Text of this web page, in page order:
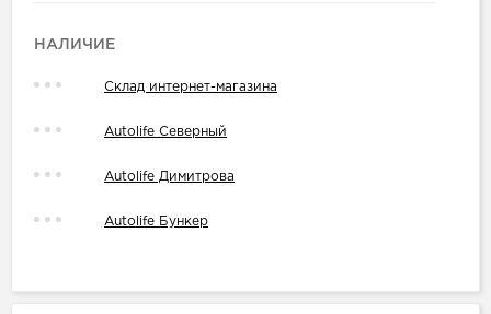
НАЛИЧИЕ
Склад интернет-магазина
Autolife Северный
Autolife Димитрова
Autolife Бункер